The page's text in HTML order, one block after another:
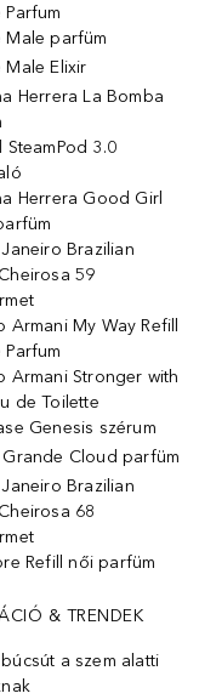
Parfum
Male parfüm
Male Elixir
Herrera La Bomba
SteamPod 3.0
Herrera Good Girl
Brazilian
59
Armani My Way Refill
Parfum
Armani Stronger with
de Toilette
Genesis szérum
Cloud parfüm
Brazilian
68
Refill női parfüm
& TRENDEK
a szem alatti